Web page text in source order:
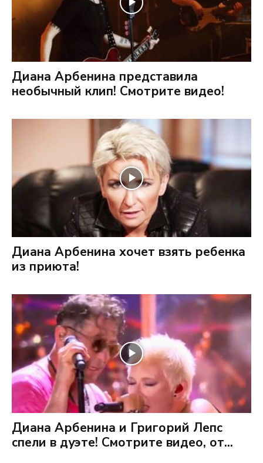
Диана Арбенина представила
необычный клип! Смотрите видео!
Диана Арбенина хочет взять ребенка
из приюта!
Диана Арбенина и Григорий Лепс
спели в дуэте! Смотрите видео, от...